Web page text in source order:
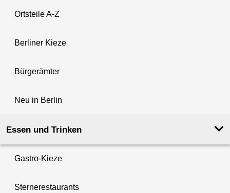
Ortsteile A-Z
Berliner Kieze
Bürgerämter
Neu in Berlin
Essen und Trinken
Gastro-Kieze
Sternerestaurants